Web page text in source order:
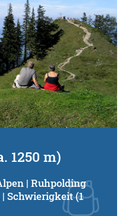
1250 m)
| Ruhpolding
| Schwierigkeit (1